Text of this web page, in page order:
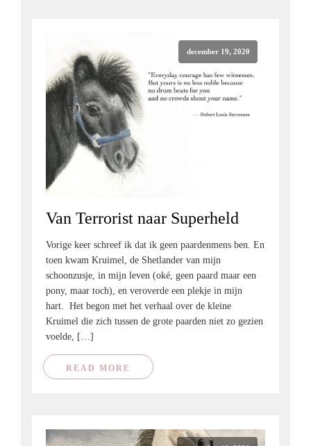
december 19, 2020
Van Terrorist naar Superheld
Vorige keer schreef ik dat ik geen paardenmens ben. En
toen kwam Kruimel, de Shetlander van mijn
schoonzusje, in mijn leven (oké, geen paard maar een
pony, maar toch), en veroverde een plekje in mijn
hart. Het begon met het verhaal over de kleine
Kruimel die zich tussen de grote paarden niet zo gezien
voelde, […]
READ MORE